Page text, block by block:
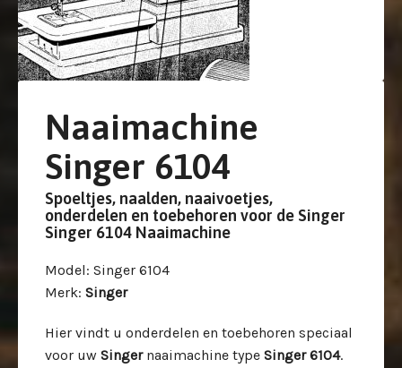
Naaimachine
Singer 6104
Spoeltjes, naalden, naaivoetjes,
onderdelen en toebehoren voor de Singer
Singer 6104 Naaimachine
Model: Singer 6104
Merk: Singer
Hier vindt u onderdelen en toebehoren speciaal
voor uw Singernaaimachine type Singer 6104.